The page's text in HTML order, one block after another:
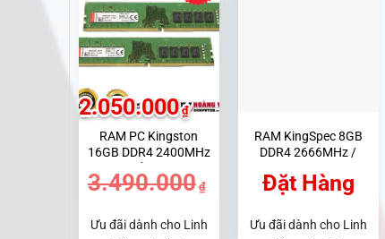
RAM PC Kingston
16GB DDR4 2400MHz
Hoàng Vũ Computer
3.490.000 ₫
gốc
2.050.000 ₫
hiện
Ưu đãi dành cho Linh
RAM KingSpec 8GB
DDR4 2666MHz /
Đặt Hàng
Ưu đãi dành cho Linh